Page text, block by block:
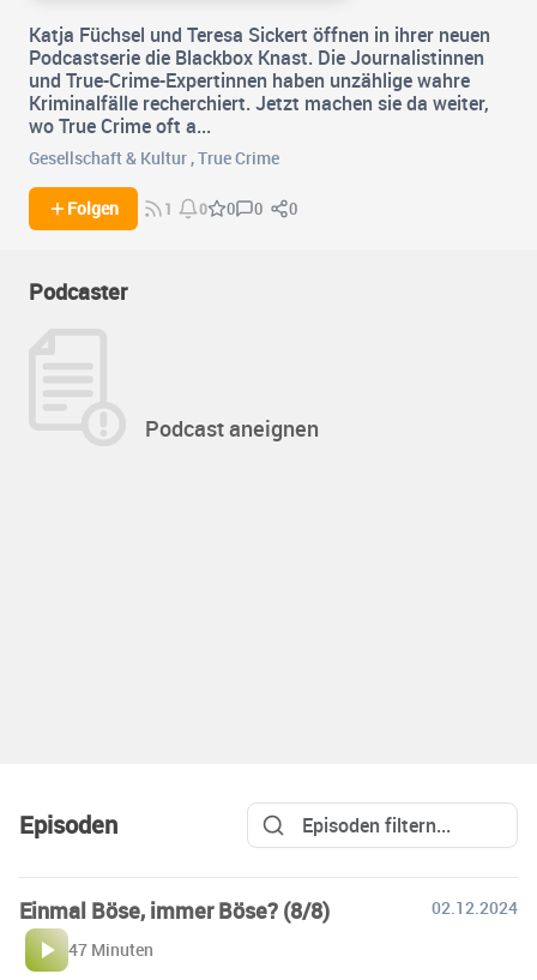
Katja Füchsel und Teresa Sickert öffnen in ihrer neuen
Podcastserie die Blackbox Knast. Die Journalistinnen
und True-Crime-Expertinnen haben unzählige wahre
Kriminalfälle recherchiert. Jetzt machen sie da weiter,
wo True Crime oft a...
Gesellschaft & Kultur ,True Crime
Folgen 1 0 0 0 0
Podcaster
Podcast aneignen
Episoden
Einmal Böse, immer Böse? (8/8)
02.12.2024
47 Minuten